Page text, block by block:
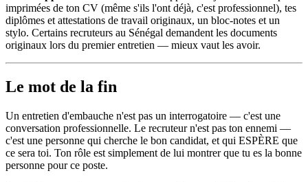
imprimées de ton CV (même s'ils l'ont déjà, c'est professionnel), tes
diplômes et attestations de travail originaux, un bloc-notes et un
stylo. Certains recruteurs au Sénégal demandent les documents
originaux lors du premier entretien — mieux vaut les avoir.
Le mot de la fin
Un entretien d'embauche n'est pas un interrogatoire — c'est une
conversation professionnelle. Le recruteur n'est pas ton ennemi —
c'est une personne qui cherche le bon candidat, et qui ESPÈRE que
ce sera toi. Ton rôle est simplement de lui montrer que tu es la bonne
personne pour ce poste.